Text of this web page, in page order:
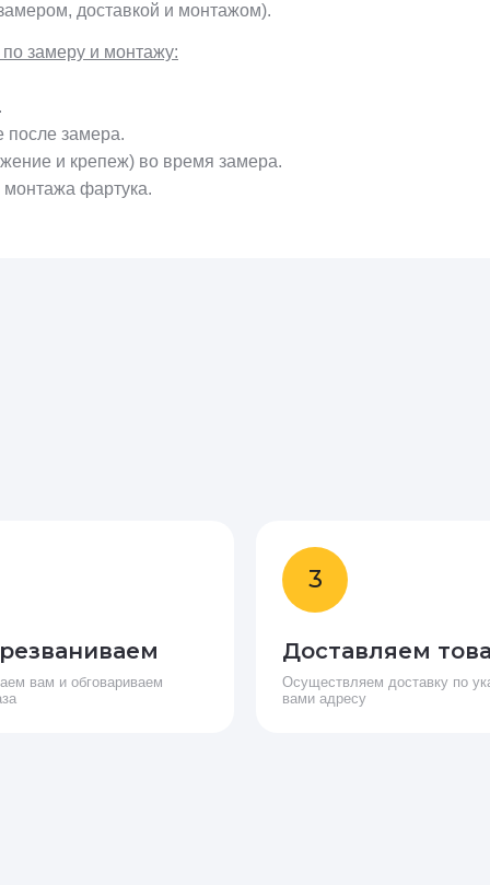
доставкой и монтажом).
замеру и монтажу:
после замера.
и крепеж) во время замера.
монтажа фартука.
вам и обговариваем
3
Доставляем
Осуществляем доставку по
вами адресу